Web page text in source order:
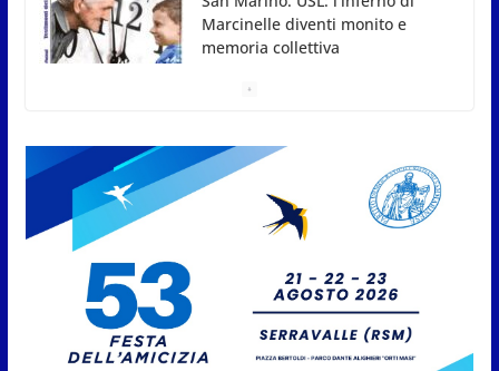
6 Agosto 2026
Protezione Civile San Marino.
Incendi boschivi: attivazione
della fase preliminare di
6 Agosto 2026
“San Marino Antiqua –